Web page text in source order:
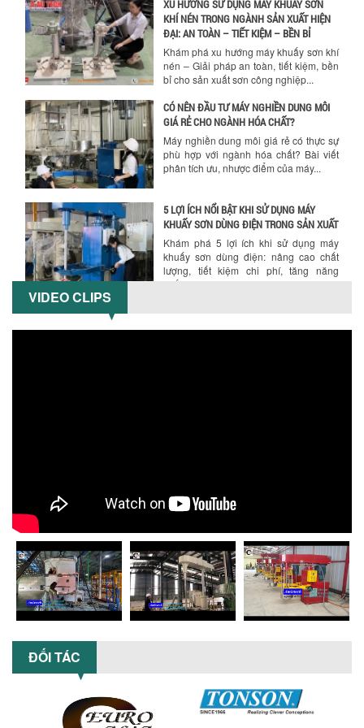
XU HƯỚNG SỬ DỤNG MÁY KHUẤY SƠN
KHÍ NÉN TRONG NGÀNH SẢN XUẤT HIỆN
ĐẠI: AN TOÀN – TIẾT KIỆM – BỀN BỈ
Khám phá xu hướng máy khuấy sơn khí
nén – Giải pháp an toàn, tiết kiệm, bền
bỉ cho sản xuất sơn công nghiệp...
CÓ NÊN ĐẦU TƯ MÁY NGHIỀN DUNG MÔI
GIÁ RẺ CHO NGÀNH HÓA CHẤT?
Máy nghiền dung môi giá rẻ có thực sự
phù hợp với ngành hóa chất? Bài viết
phân tích ưu, nhược điểm của máy...
5 LỢI ÍCH NỔI BẬT KHI SỬ DỤNG MÁY
KHUẤY SƠN DÙNG ĐIỆN TRONG SẢN XUẤT
Khám phá 5 lợi ích khi sử dụng máy
khuấy sơn dùng điện: nâng cao chất
lượng, tiết kiệm chi phí, tăng năng
suất,...
KHUẤY 3 TRỤC CÔNG SUẤT LỚN
nghiệp...
MÁY NGHIỀN HỮU CƠ LỎNG: GIẢI PHÁP
TỐI ƯU VỚI CÔNG NGHỆ MÁY NGHIỀN
NGANG CÁNH NGHIỀN CERAMIC
Máy nghiền hữu cơ lỏng sử dụng công
nghệ máy nghiền ngang cánh nghiền
ceramic giúp nâng cao độ mịn, hiệu
suất...
Tìm hiểu lợi ích khi đầu tư máy trộn
phân bón nằm ngang: nâng cao hiệu
VIDEO CLIPS
ĐỐI TÁC